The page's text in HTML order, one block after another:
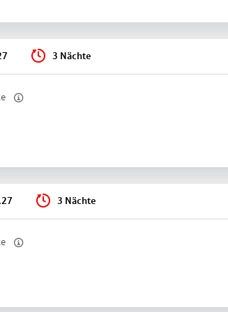
im Wellnessbereich, Daybeds
Größe: 2500m²
Fußreflexzonenmassage, Abhyangamassage,
3 Nächte
3 Nächte